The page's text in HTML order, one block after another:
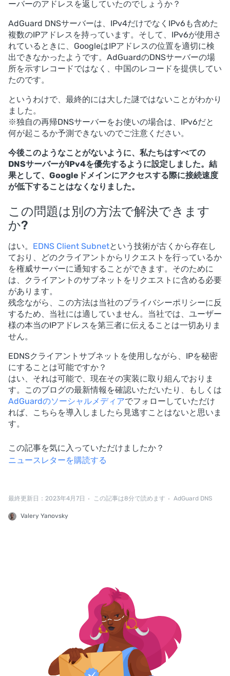
ーバーのアドレスを返していたのでしょうか？
AdGuard DNSサーバーは、IPv4だけでなくIPv6も含めた
複数のIPアドレスを持っています。そして、IPv6が使用さ
れているときに、GoogleはIPアドレスの位置を適切に検
出できなかったようです。AdGuardのDNSサーバーの場
所を示すレコードではなく、中国のレコードを提供してい
たのです。
というわけで、最終的には大した謎ではないことがわかり
ました。
※独自の再帰DNSサーバーをお使いの場合は、IPv6だと
何が起こるか予測できないのでご注意ください。
今後このようなことがないように、私たちはすべての
DNSサーバーがIPv4を優先するように設定しました。結
果として、Googleドメインにアクセスする際に接続速度
が低下することはなくなりました。
この問題は別の方法で解決できます
か?
はい。 EDNS Client Subnetという技術が古くから存在し
ており、どのクライアントからリクエストを行っているか
を権威サーバーに通知することができます。そのために
は、クライアントのサブネットをリクエストに含める必要
があります。
残念ながら、この方法は当社のプライバシーポリシーに反
するため、当社には適していません。当社では、ユーザー
様の本当のIPアドレスを第三者に伝えることは一切ありま
せん。
EDNSクライアントサブネットを使用しながら、IPを秘密
にすることは可能ですか？
はい、それは可能で、現在その実装に取り組んでおりま
す。このブログの最新情報を確認いただいたり、もしくは
AdGuardのソーシャルメディアでフォローしていただけ
れば、こちらを導入しましたら見逃すことはないと思いま
す。
この記事を気に入っていただけましたか？
ニュースレターを購読する
最終更新日：2023年4月7日 この記事は8分で読めます AdGuard DNS
Valery Yanovsky